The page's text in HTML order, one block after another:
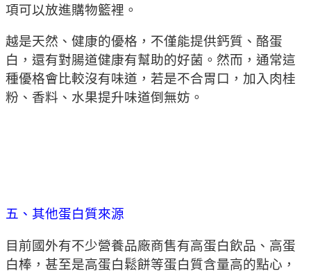
項可以放進購物籃裡。
越是天然、健康的優格，不僅能提供鈣質、酪蛋
白，還有對腸道健康有幫助的好菌。然而，通常這
種優格會比較沒有味道，若是不合胃口，加入肉桂
粉、香料、水果提升味道倒無妨。
五、其他蛋白質來源
目前國外有不少營養品廠商售有高蛋白飲品、高蛋
白棒，甚至是高蛋白鬆餅等蛋白質含量高的點心，